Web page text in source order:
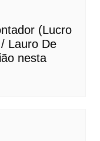
(Lucro
Lauro De
nesta